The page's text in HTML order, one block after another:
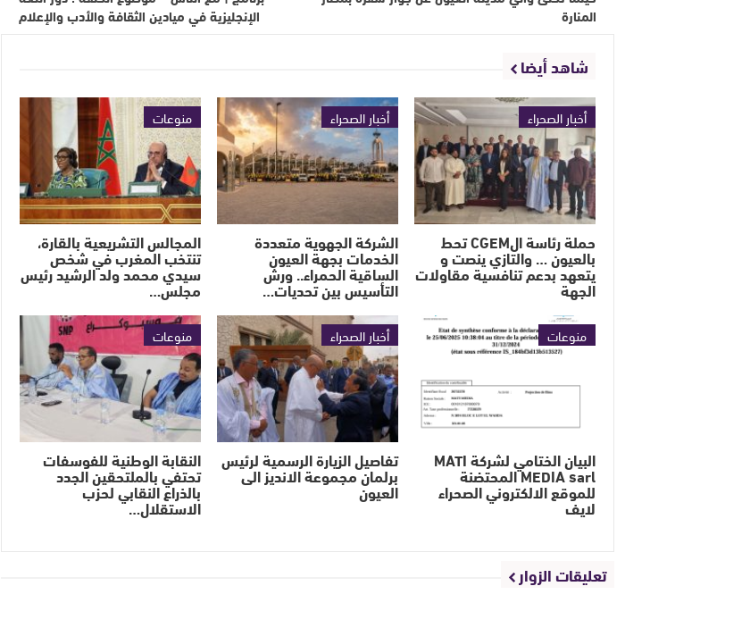
المنارة الإنجليزية في ميادين الثقافة والأدب والإعلام
شاهد أيضا
أخبار الصحراء
حملة رئاسة الCGEM تحط
بالعيون … والتازي ينصت و
يتعهد بدعم تنافسية مقاولات
الجهة
أخبار الصحراء
الشركة الجهوية متعددة
الخدمات بجهة العيون
الساقية الحمراء.. ورش
التأسيس بين تحديات…
منوعات
المجالس التشريعية بالقارة،
تنتخب المغرب في شخص
سيدي محمد ولد الرشيد رئيس
مجلس…
منوعات
البيان الختامي لشركة MATI
MEDIA sarl المحتضنة
للموقع الالكتروني الصحراء
لايف
أخبار الصحراء
تفاصيل الزيارة الرسمية لرئيس
برلمان مجموعة الانديز الى
العيون
منوعات
النقابة الوطنية للفوسفات
تحتفي بالملتحقين الجدد
بالذراع النقابي لحزب
الاستقلال…
تعليقات الزوار